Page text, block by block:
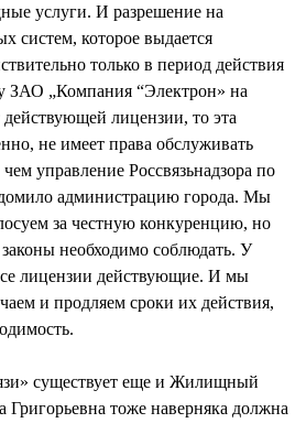
услуги. И разрешение на
систем, которое выдается
только в период действия
ЗАО „Компания “Электрон» на
лицензии, то эта
не имеет права обслуживать
управление Россвязьнадзора по
администрацию города. Мы
за честную конкуренцию, но
необходимо соблюдать. У
лицензии действующие. И мы
и продляем сроки их действия,
существует еще и Жилищный
Григорьевна тоже наверняка должна